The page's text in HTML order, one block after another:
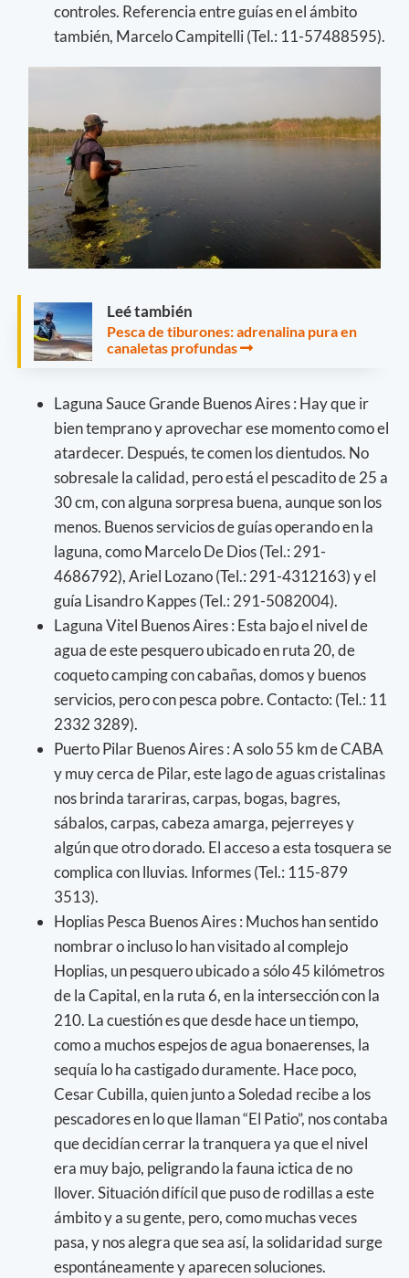
controles. Referencia entre guías en el ámbito
también, Marcelo Campitelli (Tel.: 11-57488595).
Leé también
Pesca de tiburones: adrenalina pura en
canaletas profundas
Laguna Sauce Grande Buenos Aires : Hay que ir
bien temprano y aprovechar ese momento como el
atardecer. Después, te comen los dientudos. No
sobresale la calidad, pero está el pescadito de 25 a
30 cm, con alguna sorpresa buena, aunque son los
menos. Buenos servicios de guías operando en la
laguna, como Marcelo De Dios (Tel.: 291-
4686792), Ariel Lozano (Tel.: 291-4312163) y el
guía Lisandro Kappes (Tel.: 291-5082004).
Laguna Vitel Buenos Aires : Esta bajo el nivel de
agua de este pesquero ubicado en ruta 20, de
coqueto camping con cabañas, domos y buenos
servicios, pero con pesca pobre. Contacto: (Tel.: 11
2332 3289).
Puerto Pilar Buenos Aires : A solo 55 km de CABA
y muy cerca de Pilar, este lago de aguas cristalinas
nos brinda tarariras, carpas, bogas, bagres,
sábalos, carpas, cabeza amarga, pejerreyes y
algún que otro dorado. El acceso a esta tosquera se
complica con lluvias. Informes (Tel.: 115-879
3513).
Hoplias Pesca Buenos Aires : Muchos han sentido
nombrar o incluso lo han visitado al complejo
Hoplias, un pesquero ubicado a sólo 45 kilómetros
de la Capital, en la ruta 6, en la intersección con la
210. La cuestión es que desde hace un tiempo,
como a muchos espejos de agua bonaerenses, la
sequía lo ha castigado duramente. Hace poco,
Cesar Cubilla, quien junto a Soledad recibe a los
pescadores en lo que llaman “El Patio”, nos contaba
que decidían cerrar la tranquera ya que el nivel
era muy bajo, peligrando la fauna ictica de no
llover. Situación difícil que puso de rodillas a este
ámbito y a su gente, pero, como muchas veces
pasa, y nos alegra que sea así, la solidaridad surge
espontáneamente y aparecen soluciones.